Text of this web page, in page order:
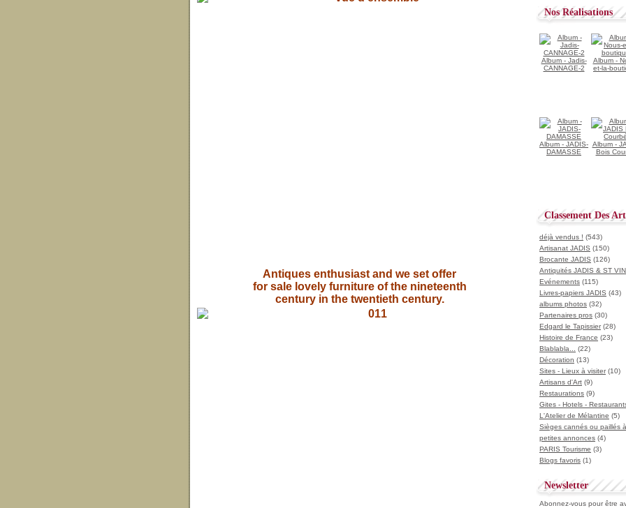
Antiques enthusiast and we set offer
for sale lovely furniture of the nineteenth
century in the twentieth century.
Nos Réalisations
Album - Jadis-
CANNAGE-2
Album -
et-la-
Album - JADIS-
DAMASSE
Album -
Bois
Classement Des
déjà vendus ! (543)
Artisanat JADIS (150)
Brocante JADIS (126)
Antiquités JADIS & ST
Evénements (115)
Livres-papiers JADIS (43)
albums photos (32)
Partenaires pros (30)
Edgard le Tapissier(28)
Histoire de France (23)
Blablabla...
(22)
Décoration (13)
Sites - Lieux à visiter(10)
Artisans d'Art (9)
Restaurations (9)
Gites - Hotels -
L'Atelier de Mélantine (5)
Sièges cannés ou paillés
petites annonces (4)
PARIS Tourisme (3)
Blogs favoris (1)
Newsletter
Abonnez-vous pour être